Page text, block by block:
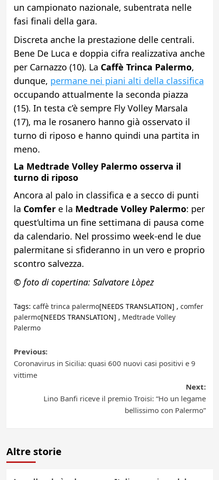
un campionato nazionale, subentrata nelle
fasi finali della gara.
Discreta anche la prestazione delle centrali.
Bene De Luca e doppia cifra realizzativa anche
per Carnazzo (10). La Caffè Trinca Palermo,
dunque, permane nei piani alti della classifica
occupando attualmente la seconda piazza
(15). In testa c’è sempre Fly Volley Marsala
(17), ma le rosanero hanno già osservato il
turno di riposo e hanno quindi una partita in
meno.
La Medtrade Volley Palermo osserva il
turno di riposo
Ancora al palo in classifica e a secco di punti
la Comfere la Medtrade Volley Palermo: per
quest’ultima un fine settimana di pausa come
da calendario. Nel prossimo week-end le due
palermitane si sfideranno in un vero e proprio
scontro salvezza.
© foto di copertina: Salvatore Lòpez
Tags: caffè trinca palermo[NEEDS TRANSLATION] , comfer
palermo[NEEDS TRANSLATION] , Medtrade Volley
Palermo
Post
navigation
Previous:
Coronavirus in Sicilia: quasi 600 nuovi casi positivi e 9
vittime
Next:
Lino Banfi riceve il premio Troisi: “Ho un legame
bellissimo con Palermo”
Altre storie